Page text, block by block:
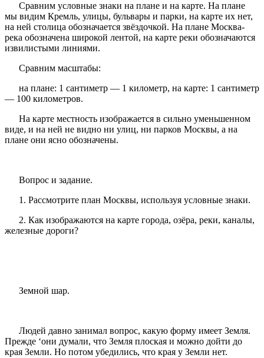
Сравним условные знаки на плане и на карте. На плане
мы видим Кремль, улицы, бульвары и парки, на карте их нет,
на ней столица обозначается звёздочкой. На плане Москва-
река обозначена широкой лентой, на карте реки обозначаются
извилистыми линиями.
Сравним масштабы:
на плане: 1 сантиметр — 1 километр, на карте: 1 сантиметр
— 100 километров.
На карте местность изображается в сильно уменьшенном
виде, и на ней не видно ни улиц, ни парков Москвы, а на
плане они ясно обозначены.
Вопрос и задание.
1. Рассмотрите план Москвы, используя условные знаки.
2. Как изображаются на карте города, озёра, реки, каналы,
железные дороги?
Земной шар.
Людей давно занимал вопрос, какую форму имеет Земля.
Прежде ‘они думали, что Земля плоская и можно дойти до
края Земли. Но потом убедились, что края у Земли нет.